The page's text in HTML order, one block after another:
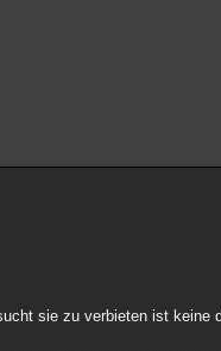
sie zu verbieten ist keine